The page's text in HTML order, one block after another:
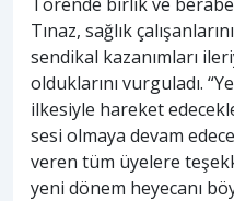
Tınaz, sağlık
sendikal kazanımları
olduklarını vurguladı.
ilkesiyle hareket
sesi olmaya devam
veren tüm üyelere
yeni dönem heyecanı